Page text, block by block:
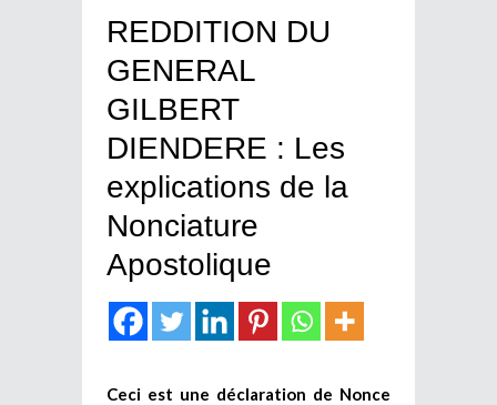
REDDITION DU
GENERAL
GILBERT
DIENDERE : Les
explications de la
Nonciature
Apostolique
Ceci est une déclaration de Nonce